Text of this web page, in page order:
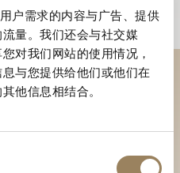
户需求的内容与广告、提供
量。我们还会与社交媒
对我们网站的使用情况，
与您提供给他们或他们在
他信息相结合。
牌系列作品
賣店